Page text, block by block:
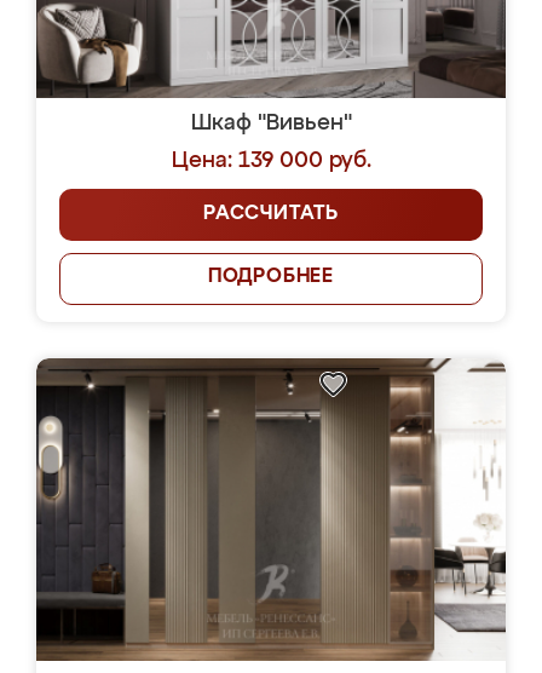
Шкаф "Вивьен"
Цена: 139 000 руб.
РАССЧИТАТЬ
ПОДРОБНЕЕ